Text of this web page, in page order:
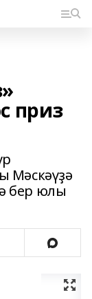
приз
Мәскәүҙә
бер юлы